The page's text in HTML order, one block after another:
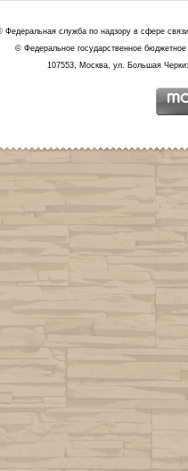
Федеральная служба по надзору в сфере
© Федеральное государственное
107553, Москва, ул. Большая